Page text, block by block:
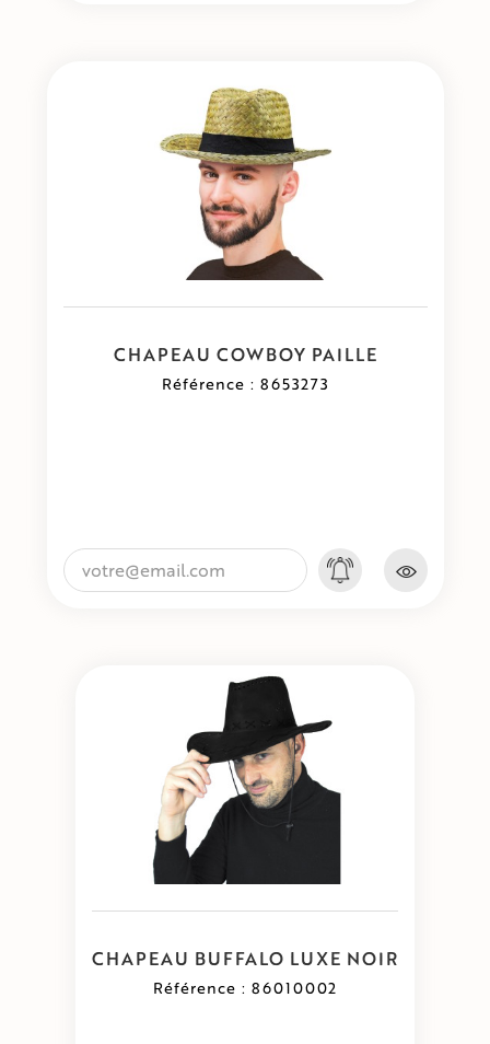
CHAPEAU COWBOY PAILLE
Référence : 8653273
CHAPEAU BUFFALO LUXE NOIR
Référence : 86010002